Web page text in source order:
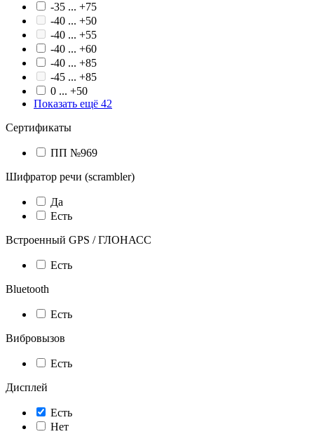
-35 ... +75
-40 ... +50
-40 ... +55
-40 ... +60
-40 ... +85
-45 ... +85
0 ... +50
Показать ещё 42
Сертификаты
ПП №969
Шифратор речи (scrambler)
Да
Есть
Встроенный GPS / ГЛОНАСС
Есть
Bluetooth
Есть
Вибровызов
Есть
Дисплей
Есть
Нет